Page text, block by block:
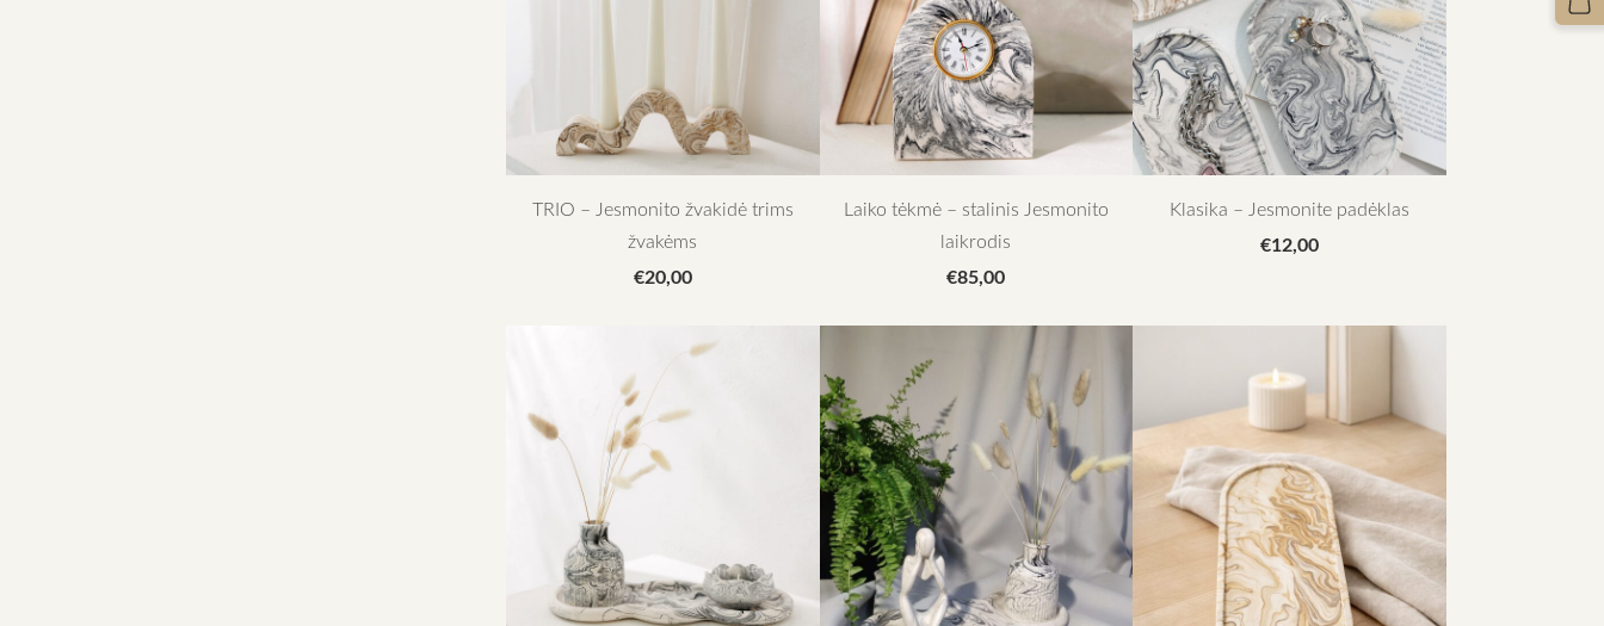
TRIO – Jesmonito žvakidė trims
žvakėms
€20,00
Laiko tėkmė – stalinis Jesmonito
laikrodis
€85,00
Klasika – Jesmonite padėklas
€12,00